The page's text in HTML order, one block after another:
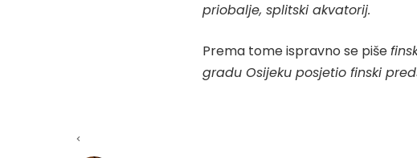
priobalje, splitski akvatorij.
Prema tome ispravno se piše
gradu Osijeku posjetio finski